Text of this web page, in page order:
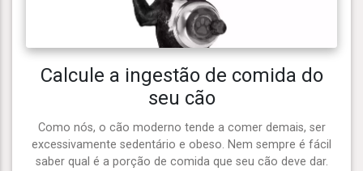
Calcule a ingestão de comida do
seu cão
Como nós, o cão moderno tende a comer demais, ser
excessivamente sedentário e obeso. Nem sempre é fácil
saber qual é a porção de comida que seu cão deve dar.